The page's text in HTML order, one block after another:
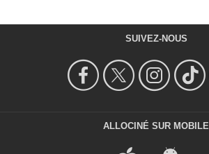
SUIVEZ-NOUS
ALLOCINÉ SUR MOBILE